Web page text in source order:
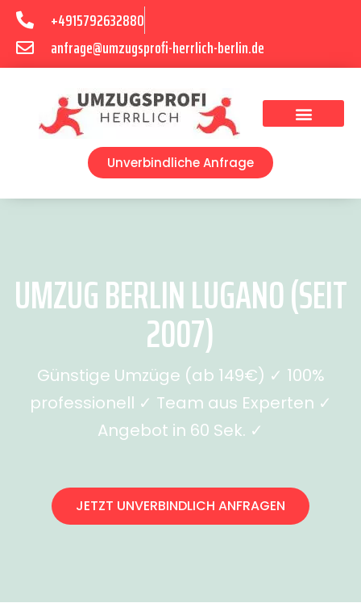
+4915792632880
anfrage@umzugsprofi-herrlich-berlin.de
Unverbindliche Anfrage
UMZUG BERLIN LUGANO (SEIT
2007)
Günstige Umzüge (ab 149€) ✓ 100%
professionell ✓ Team aus Experten ✓
Angebot in 60 Sek. ✓
JETZT UNVERBINDLICH ANFRAGEN